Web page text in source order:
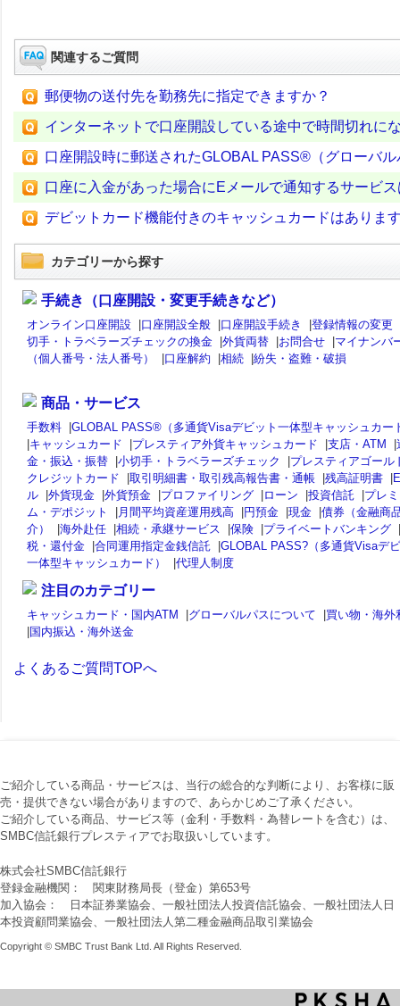
関連するご質問
郵便物の送付先を勤務先に指定できますか？
インターネットで口座開設している途中で時間切れに
口座開設時に郵送されたGLOBAL PASS®（グローバ
口座に入金があった場合にEメールで通知するサービ
デビットカード機能付きのキャッシュカードはありま
カテゴリーから探す
手続き（口座開設・変更手続きなど）
オンライン口座開設 |口座開設全般 |口座開設手続き |登録情報の変更
切手・トラベラーズチェックの換金 |外貨両替 |お問合せ |マイナンバ
（個人番号・法人番号）
|口座解約 |相続 |紛失・盗難・破損
商品・サービス
手数料 |GLOBAL PASS®（多通貨Visaデビット一体型キャッシュカー
|キャッシュカード |プレスティア外貨キャッシュカード |支店・ATM |
金・振込・振替 |小切手・トラベラーズチェック |プレスティアゴール
クレジットカード
|取引明細書・取引残高報告書・通帳 |残高証明書 |
ル |外貨現金 |外貨預金 |プロファイリング |ローン |投資信託 |プレ
ム・デポジット
| 月間平均資産運用残高 |円預金 |現金 |債券（金融商
介）
|海外赴任 |相続・承継サービス |保険 |プライベートバンキング |
税・還付金 |合同運用指定金銭信託 |GLOBAL PASS?（多通貨Visaデ
一体型キャッシュカード）
|代理人制度
注目のカテゴリー
キャッシュカード・国内ATM |グローバルパスについて |買い物・海外
|国内振込・海外送金
よくあるご質問TOPへ
ご紹介している商品・サービスは、当行の総合的な判断により、お客様に販
売・提供できない場合がありますので、あらかじめご了承ください。
ご紹介している商品、サービス等（金利・手数料・為替レートを含む）は、
SMBC信託銀行プレスティアでお取扱いしています。
株式会社SMBC信託銀行
登録金融機関： 関東財務局長（登金）第653号
加入協会： 日本証券業協会、一般社団法人投資信託協会、一般社団法人日
本投資顧問業協会、一般社団法人第二種金融商品取引業協会
Copyright © SMBC Trust Bank Ltd. All Rights Reserved.